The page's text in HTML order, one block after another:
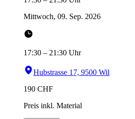
Mittwoch, 09. Sep. 2026
17:30 – 21:30 Uhr
Hubstrasse 17, 9500 Wil
190 CHF
Preis inkl. Material